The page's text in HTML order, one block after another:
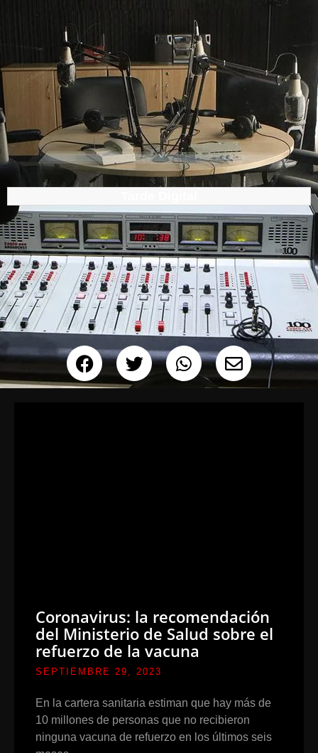
Coronavirus: la recomendación
del Ministerio de Salud sobre el
refuerzo de la vacuna
SEPTIEMBRE 29, 2023
En la cartera sanitaria estiman que hay más de
10 millones de personas que no recibieron
ninguna vacuna de refuerzo en los últimos seis